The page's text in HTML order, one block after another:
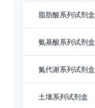
脂肪酸系列试剂盒
氨基酸系列试剂盒
氮代谢系列试剂盒
土壤系列试剂盒